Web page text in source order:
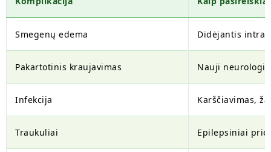
Smegenų edema Didėjantis
Pakartotinis kraujavimas Nauji
Infekcija Karščiavimas,
Traukuliai Epilepsiniai